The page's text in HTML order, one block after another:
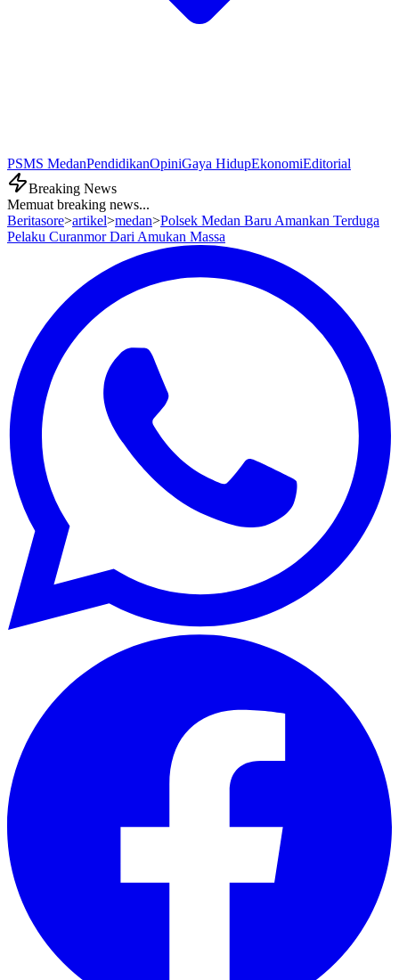
PSMS MedanPendidikanOpiniGaya HidupEkonomiEditorial
Breaking News
Memuat breaking news...
Beritasore>artikel>medan>Polsek Medan Baru Amankan Terduga
Pelaku Curanmor Dari Amukan Massa